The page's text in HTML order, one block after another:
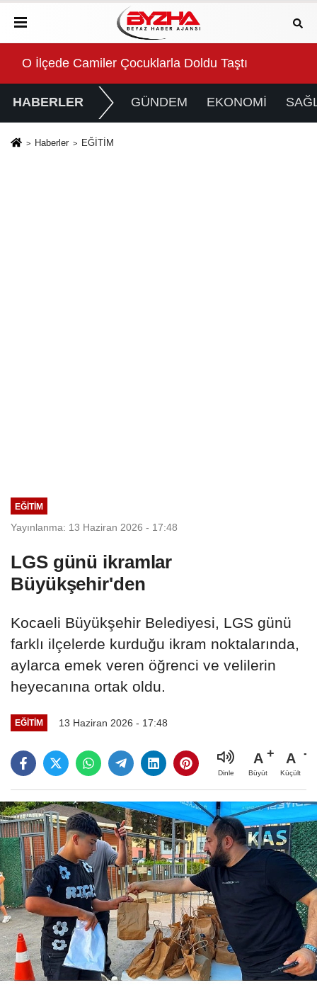
O İlçede Camiler Çocuklarla Doldu Taştı
HABERLER GÜNDEM EKONOMİ
Haberler EĞİTİM
EĞİTİM
Yayınlanma: 13 Haziran 2026 - 17:48
LGS günü ikramlar
Büyükşehir'den
Kocaeli Büyükşehir Belediyesi, LGS günü
farklı ilçelerde kurduğu ikram noktalarında,
aylarca emek veren öğrenci ve velilerin
heyecanına ortak oldu.
EĞİTİM 13 Haziran 2026 - 17:48
Dinle
A
Büyüt
A
Küçült